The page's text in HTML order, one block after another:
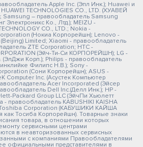
Apple Inc. (Эпл Инк.); Huawei и
TECHNOLOGIES CO., LTD. (ХУАВЕЙ
– правообладатель Samsung
Электроникс Ко., Лтд.); MEIZU -
CO., LTD.; Nokia -
(Нокиа Корпорейшн); Lenovo -
Limited; Xiaomi - правообладатель
ZTE Corporation; HTC -
(Эйч-Ти-Си КОРПОРЕЙШН); LG -
(ЭлДжи Корп.); Philips - правообладатель
Филипс Н.В.); Sony -
(Сони Корпорейшн); ASUS -
Computer Inc. (Асустек Компьютер
Acer Incorporated (Эйсер
Dell Inc.(Делл Инк.); HP -
Packard Group LLC (ЭйчПи Хьюлетт
- правообладатель KABUSHIKI KAISHA
Corporation (КАБУШИКИ КАЙША
Тосиба Корпорейшн). Товарные знаки
товара, в отношении которых
сервисными центрами
в неавторизованных сервисных
с компаниями Правообладателями
официальными представителями в